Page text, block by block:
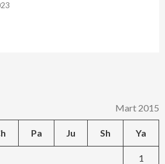
Mart 2015
Pa Ju Sh Ya
1